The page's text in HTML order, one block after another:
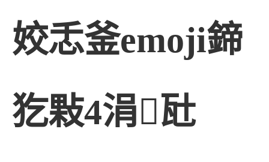
姣忎釜emoji鍗
犵敤4涓瓧